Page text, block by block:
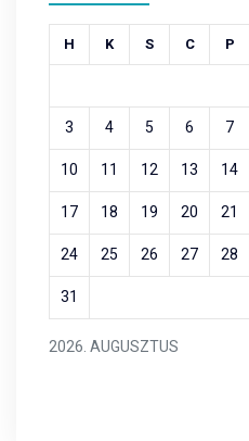
2026. AUGUSZTUS
H K S C P
3
4 5 6 7
10
11 12 13 14
17
18 19 20 21
24
25 26 27 28
31